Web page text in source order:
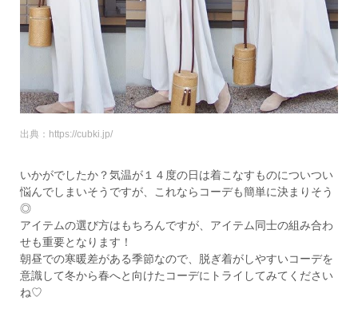
出典：https://cubki.jp/
いかがでしたか？気温が１４度の日は着こなすものについつい
悩んでしまいそうですが、これならコーデも簡単に決まりそう
◎
アイテムの選び方はもちろんですが、アイテム同士の組み合わ
せも重要となります！
朝昼での寒暖差がある季節なので、脱ぎ着がしやすいコーデを
意識して冬から春へと向けたコーデにトライしてみてください
ね♡